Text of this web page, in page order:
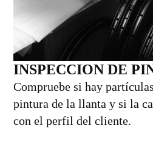
INSPECCION DE
Compruebe si hay
pintura de la llanta y si la
con el perfil del cliente.